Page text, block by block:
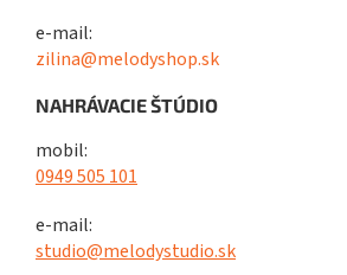
e-mail:
zilina@melodyshop.sk
NAHRÁVACIE ŠTÚDIO
mobil:
0949 505 101
e-mail:
studio@melodystudio.sk